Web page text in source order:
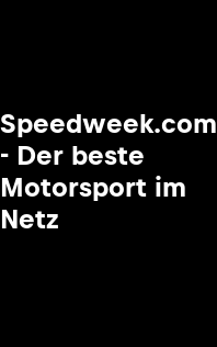
Speedweek.com
- Der beste
Motorsport im
Netz